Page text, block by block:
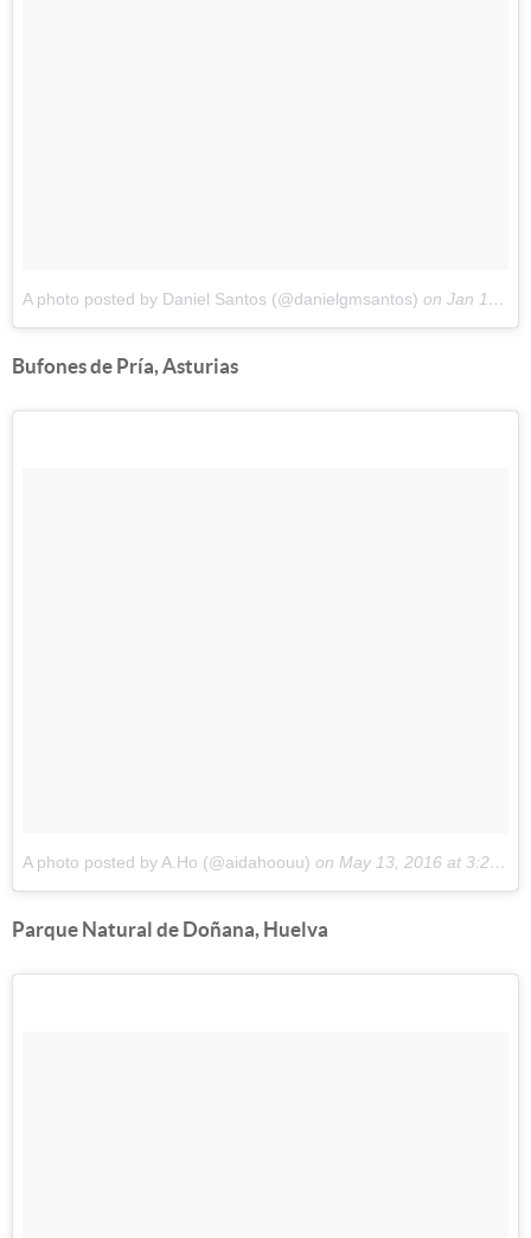
A photo posted by Daniel Santos (@danielgmsantos) on Jan 16, 2016 at 3:53am PST
Bufones de Pría, Asturias
A photo posted by A.Ho (@aidahoouu) on May 13, 2016 at 3:23pm PDT
Parque Natural de Doñana, Huelva